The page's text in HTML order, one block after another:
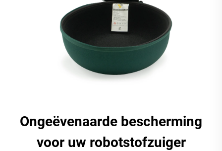
Ongeëvenaarde bescherming
voor uw robotstofzuiger